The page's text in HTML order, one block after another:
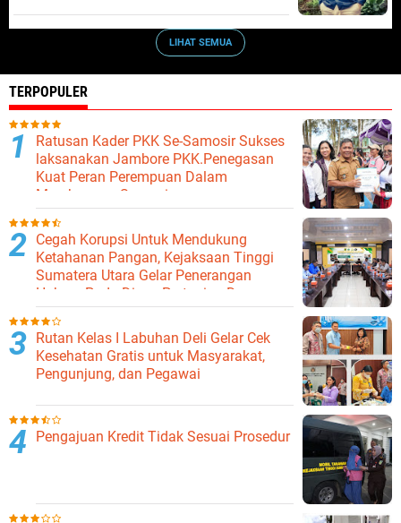
LIHAT SEMUA
TERPOPULER
Ratusan Kader PKK Se-Samosir Sukses
laksanakan Jambore PKK.Penegasan
Kuat Peran Perempuan Dalam
Membangun Samosir.
Cegah Korupsi Untuk Mendukung
Ketahanan Pangan, Kejaksaan Tinggi
Sumatera Utara Gelar Penerangan
Hukum Pada Dinas Pertanian Dan
Ketahanan Pangan
Rutan Kelas I Labuhan Deli Gelar Cek
Kesehatan Gratis untuk Masyarakat,
Pengunjung, dan Pegawai
Pengajuan Kredit Tidak Sesuai Prosedur